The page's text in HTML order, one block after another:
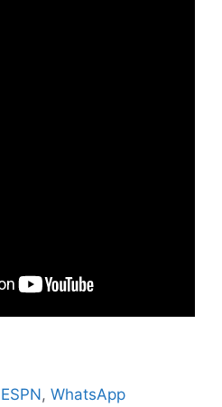
ESPN,WhatsApp